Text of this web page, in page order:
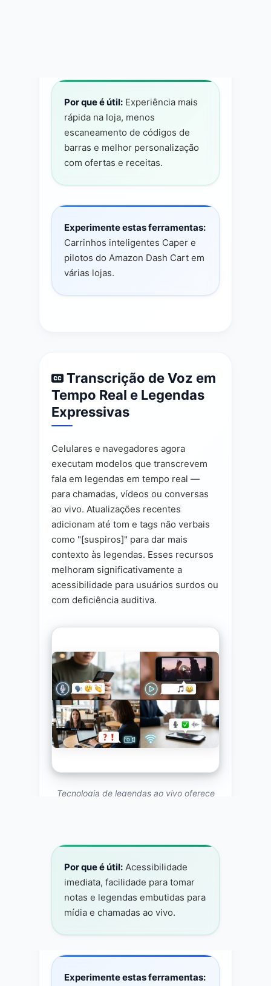
Por que é útil: Experiência mais
rápida na loja, menos
escaneamento de códigos de
barras e melhor personalização
com ofertas e receitas.
Experimente estas ferramentas:
Carrinhos inteligentes Caper e
pilotos do Amazon Dash Cart em
várias lojas.
Transcrição de Voz em
Tempo Real e Legendas
Expressivas
Celulares e navegadores agora
executam modelos que transcrevem
fala em legendas em tempo real —
para chamadas, vídeos ou conversas
ao vivo. Atualizações recentes
adicionam até tom e tags não verbais
como "[suspiros]" para dar mais
contexto às legendas. Esses recursos
melhoram significativamente a
acessibilidade para usuários surdos ou
com deficiência auditiva.
Tecnologia de legendas ao vivo oferece
Por que é útil: Acessibilidade
imediata, facilidade para tomar
notas e legendas embutidas para
mídia e chamadas ao vivo.
Experimente estas ferramentas: